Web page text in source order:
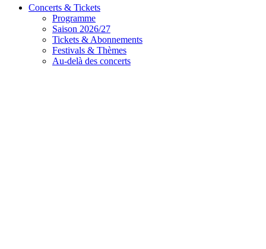
Concerts & Tickets
Programme
Saison 2026/27
Tickets & Abonnements
Festivals & Thèmes
Au-delà des concerts